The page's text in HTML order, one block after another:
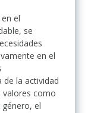
el
se
en el
de la actividad
valores como
el